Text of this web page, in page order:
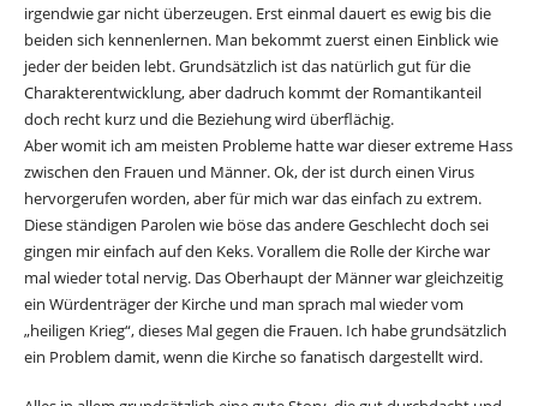
irgendwie gar nicht überzeugen. Erst einmal dauert es ewig bis die
beiden sich kennenlernen. Man bekommt zuerst einen Einblick wie
jeder der beiden lebt. Grundsätzlich ist das natürlich gut für die
Charakterentwicklung, aber dadruch kommt der Romantikanteil
doch recht kurz und die Beziehung wird überflächig.
Aber womit ich am meisten Probleme hatte war dieser extreme Hass
zwischen den Frauen und Männer. Ok, der ist durch einen Virus
hervorgerufen worden, aber für mich war das einfach zu extrem.
Diese ständigen Parolen wie böse das andere Geschlecht doch sei
gingen mir einfach auf den Keks. Vorallem die Rolle der Kirche war
mal wieder total nervig. Das Oberhaupt der Männer war gleichzeitig
ein Würdenträger der Kirche und man sprach mal wieder vom
„heiligen Krieg“, dieses Mal gegen die Frauen. Ich habe grundsätzlich
ein Problem damit, wenn die Kirche so fanatisch dargestellt wird.